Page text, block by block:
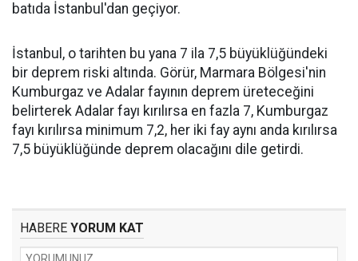
batıda İstanbul'dan geçiyor.
İstanbul, o tarihten bu yana 7 ila 7,5 büyüklüğündeki
bir deprem riski altında. Görür, Marmara Bölgesi'nin
Kumburgaz ve Adalar fayının deprem üreteceğini
belirterek Adalar fayı kırılırsa en fazla 7, Kumburgaz
fayı kırılırsa minimum 7,2, her iki fay aynı anda kırılırsa
7,5 büyüklüğünde deprem olacağını dile getirdi.
HABERE YORUM KAT